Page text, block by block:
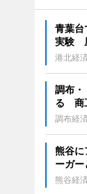
青葉台
実験
港北経
調布・
る 商
調布経
熊谷
ーガー
熊谷経